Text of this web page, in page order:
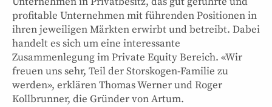
profitable Unternehmen mit führenden Positionen in
ihren jeweiligen Märkten erwirbt und betreibt. Dabei
handelt es sich um eine interessante
Zusammenlegung im Private Equity Bereich. «Wir
freuen uns sehr, Teil der Storskogen-Familie zu
werden», erklären Thomas Werner und Roger
Kollbrunner, die Gründer von Artum.